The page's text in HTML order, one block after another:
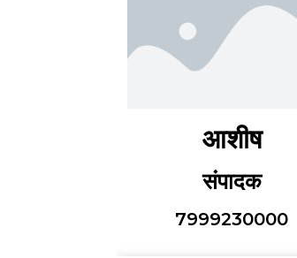
आशीष
संपादक
7999230000